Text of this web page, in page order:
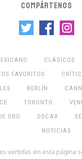
COMPÁRTENOS
CLÁSICOS
FAVORITOS
BERLÍN
TORONTO
ORO
OSCAR
NOTICIAS
vertidas en esta página